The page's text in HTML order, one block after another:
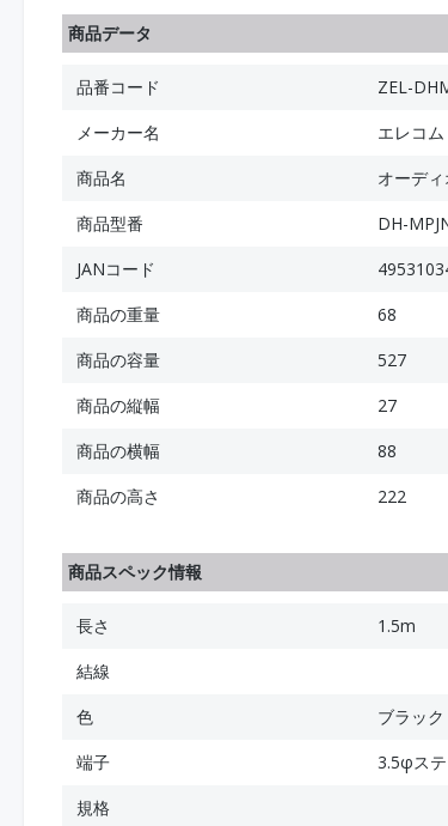
商品データ
品番コード
ZEL-
メーカー名
エレコム
商品名
オーデ
商品型番
DH-
JANコード
商品の重量
68
商品の容量
527
商品の縦幅
27
商品の横幅
88
商品の高さ
222
商品スペック情報
長さ
1.5m
結線
色
ブラック
端子
3.5φス
規格